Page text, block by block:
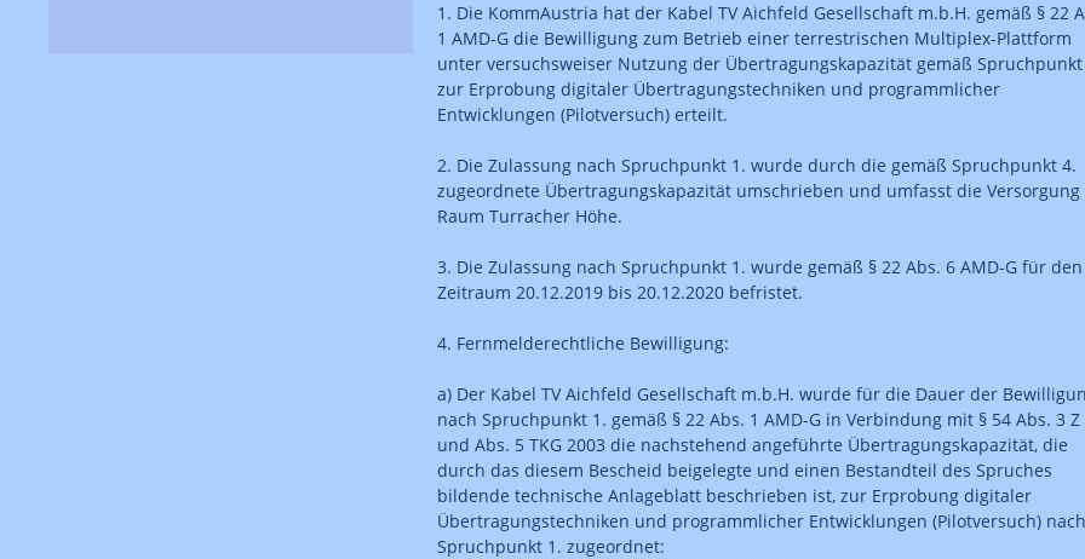
1. Die KommAustria hat der Kabel TV Aichfeld Gesellschaft m.b.H. gemäß § 22
1 AMD-G die Bewilligung zum Betrieb einer terrestrischen Multiplex-Plattform
unter versuchsweiser Nutzung der Übertragungskapazität gemäß Spruchpunkt
zur Erprobung digitaler Übertragungstechniken und programmlicher
Entwicklungen (Pilotversuch) erteilt.
2. Die Zulassung nach Spruchpunkt 1. wurde durch die gemäß Spruchpunkt 4.
zugeordnete Übertragungskapazität umschrieben und umfasst die Versorgung
Raum Turracher Höhe.
3. Die Zulassung nach Spruchpunkt 1. wurde gemäß § 22 Abs. 6 AMD-G für den
Zeitraum 20.12.2019 bis 20.12.2020 befristet.
4. Fernmelderechtliche Bewilligung:
a) Der Kabel TV Aichfeld Gesellschaft m.b.H. wurde für die Dauer der
nach Spruchpunkt 1. gemäß § 22 Abs. 1 AMD-G in Verbindung mit § 54 Abs. 3 Z
und Abs. 5 TKG 2003 die nachstehend angeführte Übertragungskapazität, die
durch das diesem Bescheid beigelegte und einen Bestandteil des Spruches
bildende technische Anlageblatt beschrieben ist, zur Erprobung digitaler
Übertragungstechniken und programmlicher Entwicklungen (Pilotversuch) nach
Spruchpunkt 1. zugeordnet: